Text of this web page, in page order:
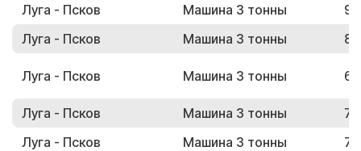
Луга - Псков Машина 3 тонны
Луга - Псков
Машина 3 тонны
Луга - Псков Машина 3 тонны
Луга - Псков Машина 3 тонны
Луга - Псков
Машина 3 тонны